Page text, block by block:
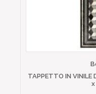
TAPPETTO IN VINILE